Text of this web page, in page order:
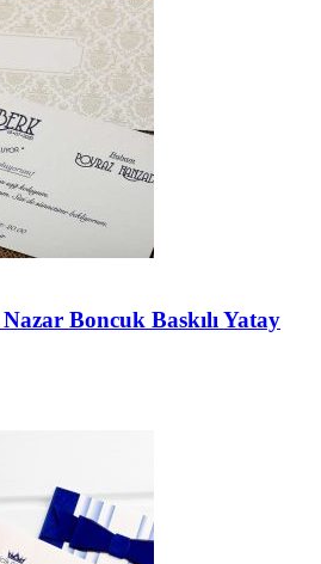
Boncuk Baskılı Yatay